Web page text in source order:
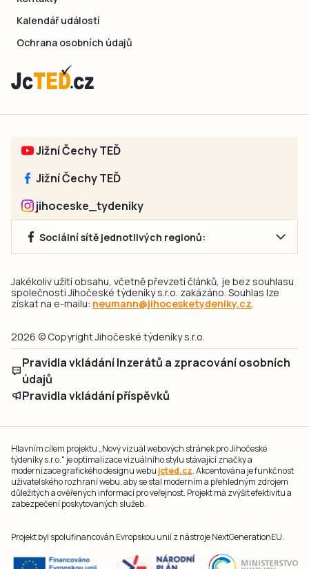
Kalendář událostí
Ochrana osobních údajů
Jižní Čechy TEĎ
Jižní Čechy TEĎ
jihoceske_tydeniky
Sociální sítě jednotlivých regionů:
Jakékoliv užití obsahu, včetně převzetí článků, je bez souhlasu
společnosti Jihočeské týdeníky s.r.o. zakázáno. Souhlas lze
získat na e-mailu: neumann@jihocesketydeniky.cz.
2026 © Copyright Jihočeské týdeníky s.r.o.
Pravidla vkládání Inzerátů a zpracování osobních
údajů
Pravidla vkládání příspěvků
Hlavním cílem projektu „Nový vizuál webových stránek pro Jihočeské
týdeníky s.r.o." je optimalizace vizuálního stylu stávající značky a
modernizace grafického designu webu jcted.cz. Akcentována je funkčnost
uživatelského rozhraní webu, aby se stal moderním a přehledným zdrojem
důležitých a ověřených informací pro veřejnost. Projekt má zvýšit efektivitu a
zabezpečení poskytovaných služeb.
Projekt byl spolufinancován Evropskou unií z nástroje NextGenerationEU.